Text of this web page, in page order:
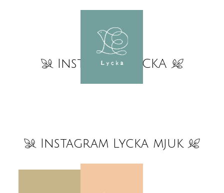
Instagram LYCKA
Instagram Lycka mjuk